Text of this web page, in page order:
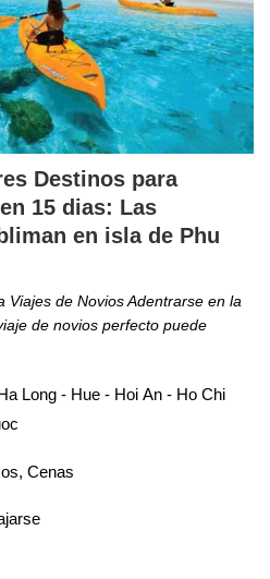
Destinos para
15 dias: Las
en isla de Phu
Viajes de Novios Adentrarse en la
de novios perfecto puede
Long - Hue - Hoi An - Ho Chi
Cenas